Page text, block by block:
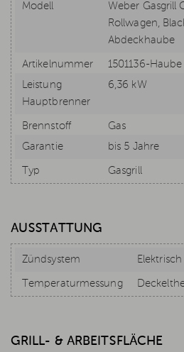
Modell
Weber Gasgrill
Rollwagen,
Abdeckhaube
Artikelnummer
1501136-Haube
Leistung
Hauptbrenner
6,36 kW
Brennstoff
Gas
Garantie
bis 5 Jahre
Typ Gasgrill
AUSSTATTUNG
Zündsystem Elektrisch
Temperaturmessung
GRILL- & ARBEITSFLÄCHE